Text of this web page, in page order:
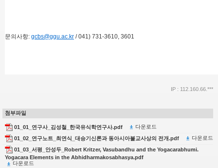
문의사항: gcbs@ggu.ac.kr / 041) 731-3610, 3601
IP : 112.160.66.***
첨부파일
01_01_연구사_김성철_한국유식학연구사.pdf
다운로드
01_02_연구노트_최연식_대승기신론과 동아시아불교사상의 전개.pdf
다운로드
01_03_서평_안성두_Robert Kritzer, Vasubandhu and the Yogacarabhumi.
Yogacara Elements in the Abhidharmakosabhasya.pdf
다운로드